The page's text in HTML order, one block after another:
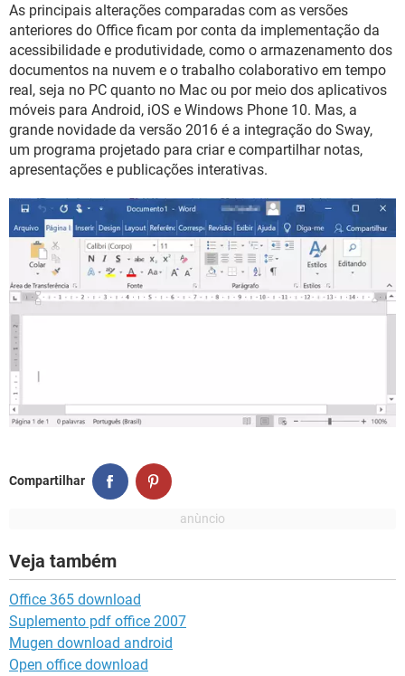
As principais alterações comparadas com as versões
anteriores do Office ficam por conta da implementação da
acessibilidade e produtividade, como o armazenamento dos
documentos na nuvem e o trabalho colaborativo em tempo
real, seja no PC quanto no Mac ou por meio dos aplicativos
móveis para Android, iOS e Windows Phone 10. Mas, a
grande novidade da versão 2016 é a integração do Sway,
um programa projetado para criar e compartilhar notas,
apresentações e publicações interativas.
Compartilhar
Veja também
Office 365 download
Suplemento pdf office 2007
Mugen download android
Open office download